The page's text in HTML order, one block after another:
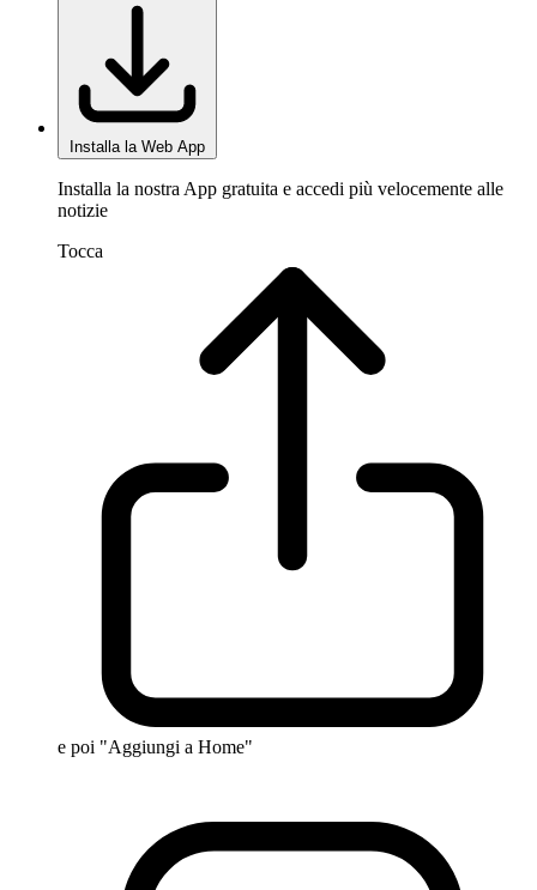
Installa la Web App
Installa la nostra App gratuita e accedi più velocemente alle
notizie
Tocca
e poi "Aggiungi a Home"